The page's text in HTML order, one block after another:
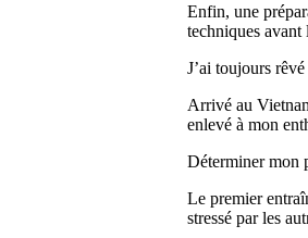
Enfin, une
techniques
J’ai toujours
Arrivé au
enlevé à mon
Déterminer mon
Le premier
stressé par les